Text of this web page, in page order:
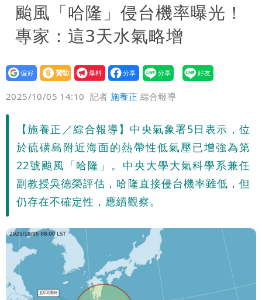
「終於能交代」 捐500萬獎學金延續愛
白海豚颱風逼近！鄭明典示警「恐遇黑潮
變強」 路徑分歧藏警訊：不利強度維持
颱風「哈隆」侵台機率曝光！
專家：這3天水氣略增
設為
贊助
我要
爆料
2025/10/05 14:10 記者施養正 綜合報導
【施養正／綜合報導】中央氣象署5日表示，位
於硫磺島附近海面的熱帶性低氣壓已增強為第
22號颱風「哈隆」。中央大學大氣科學系兼任
副教授吳德榮評估，哈隆直接侵台機率雖低，但
仍存在不確定性，應續觀察。